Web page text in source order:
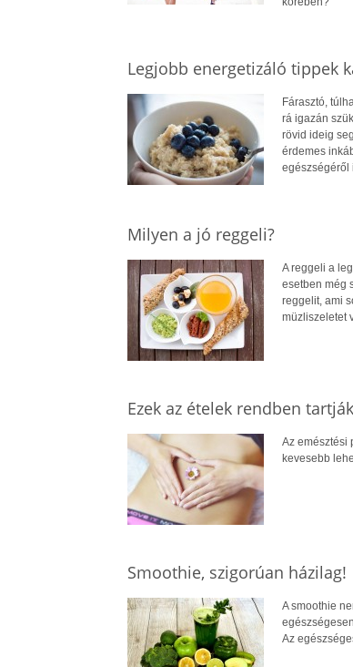
Legjobb energetizáló tippek
Fárasztó,
rá igazán
rövid ideig
érdemes
egészségéről
Milyen a jó reggeli?
A reggeli a
esetben még
reggelit, ami
müzliszeletet
Ezek az ételek rendben
Az emésztési
kevesebb
Smoothie, szigorúan házilag!
A smoothie
Az